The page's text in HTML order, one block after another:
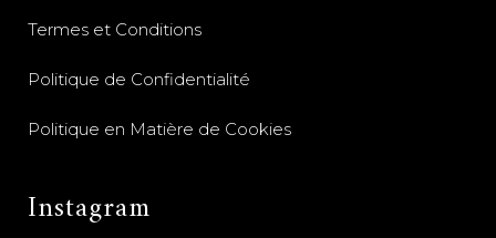
Termes et Conditions
Politique de Confidentialité
Politique en Matière de Cookies
Instagram